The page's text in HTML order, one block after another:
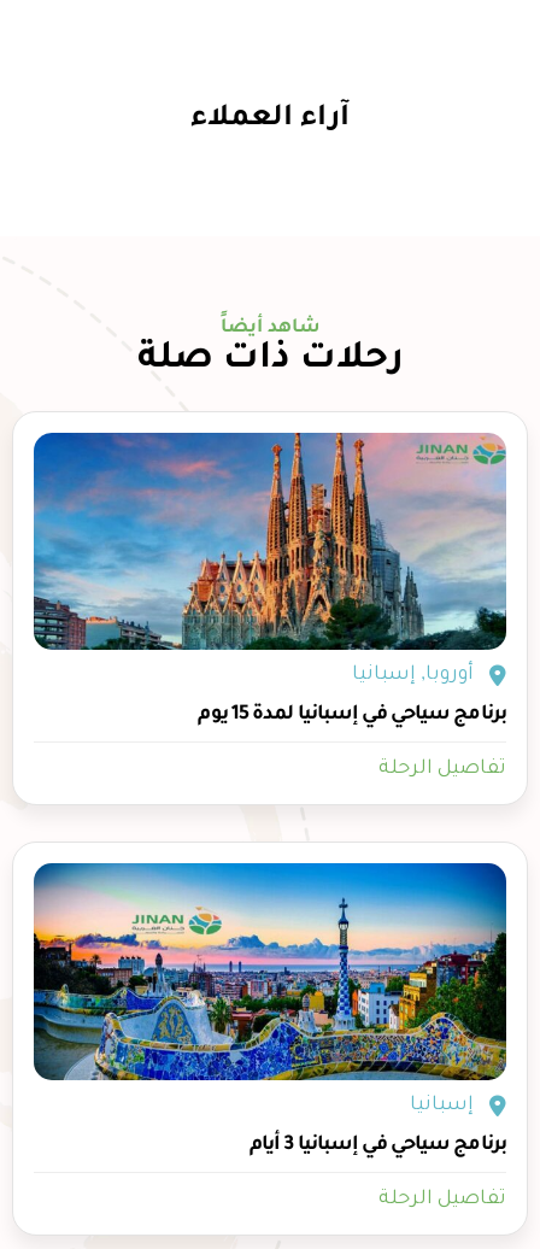
آراء العملاء
شاهد أيضاً
رحلات ذات صلة
أوروبا, إسبانيا
برنامج سياحي في إسبانيا لمدة 15 يوم
تفاصيل الرحلة
إسبانيا
برنامج سياحي في إسبانيا 3 أيام
تفاصيل الرحلة